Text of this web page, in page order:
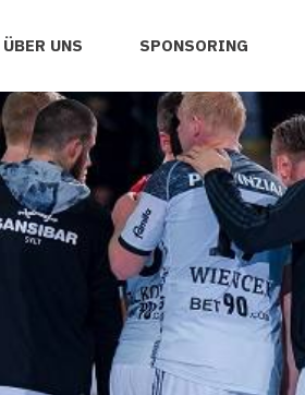
ÜBER UNS SPONSORING